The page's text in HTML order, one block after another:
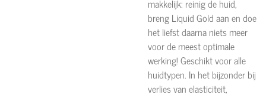
makkelijk: reinig de huid,
breng Liquid Gold aan en doe
het liefst daarna niets meer
voor de meest optimale
werking! Geschikt voor alle
huidtypen. In het bijzonder bij
verlies van elasticiteit,